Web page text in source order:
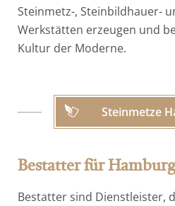
Steinmetz-, Steinbildhauer-
Werkstätten erzeugen und
Kultur der Moderne.
Steinmetze
Bestatter für
Bestatter sind Dienstleister,